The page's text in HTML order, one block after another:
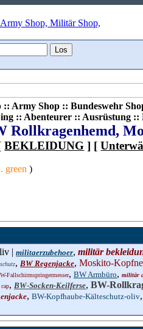
:: Army Shop :: Bundeswehr
:: Abenteurer :: Ausrüstung ::
Rollkragenhemd,
BEKLEIDUNG ] [
green )
| militaerzubehoer, militär
, BW Regenjacke, Moskito-
Fallschirmspringermesser, BW Armbüro, militär
, BW-Socken-Keilferse, BW-
, BW-Kopfhaube-Kälteschutz-oliv